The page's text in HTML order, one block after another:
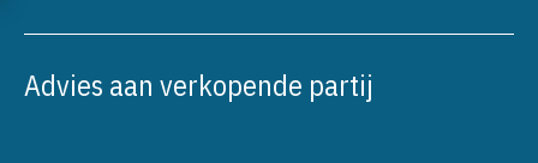
Advies aan verkopende partij